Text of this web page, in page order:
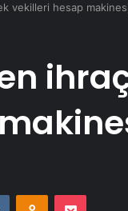
vekilleri hesap
VKontakteOdnoklassniki
Pocket